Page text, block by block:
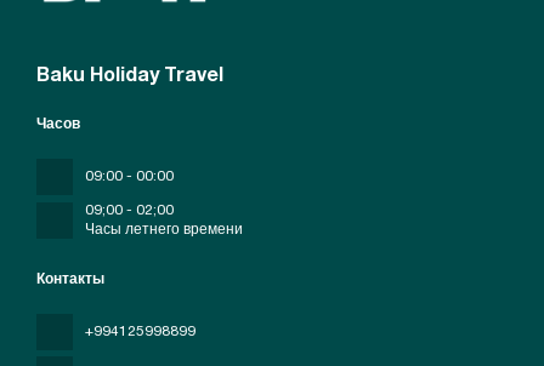
Baku Holiday Travel
Контакты
+994125998899
Часов
09:00 - 00:00
09;00 - 02;00
Часы летнего времени